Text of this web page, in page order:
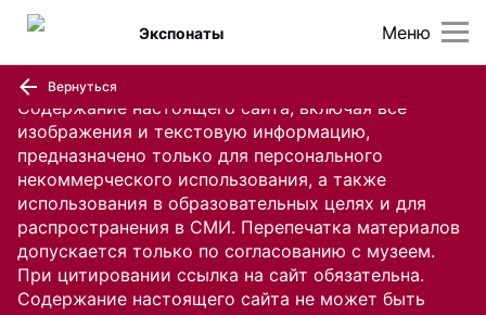
Содержание настоящего сайта, включая все
изображения и текстовую информацию,
предназначено только для персонального
некоммерческого использования, а также
использования в образовательных целях и для
распространения в СМИ. Перепечатка материалов
допускается только по согласованию с музеем.
При цитировании ссылка на сайт обязательна.
Содержание настоящего сайта не может быть
Меню
Экспонаты
Вернуться